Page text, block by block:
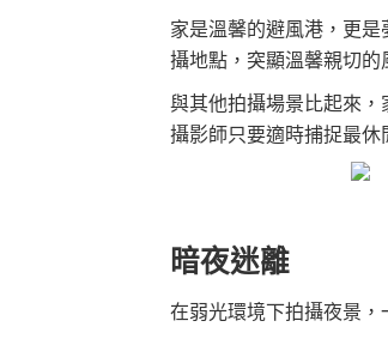
家是溫馨的避風港，更
攝地點，突顯溫馨親切的
與其他拍攝場景比起來
攝影師只要適時捕捉最休
暗夜迷離
在弱光環境下拍攝夜景